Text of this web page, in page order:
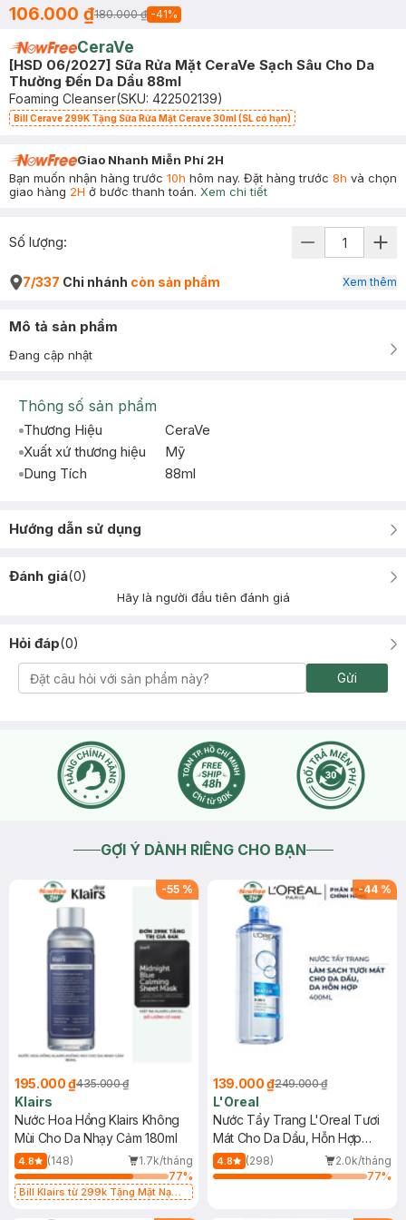
106.000 ₫180.000 ₫ -41%
CeraVe
[HSD 06/2027] Sữa Rửa Mặt CeraVe Sạch Sâu Cho Da
Thường Đến Da Dầu 88ml
Foaming Cleanser(SKU: 422502139)
Bill Cerave 299K Tặng Sữa Rửa Mặt Cerave 30ml (SL có hạn)
Giao Nhanh Miễn Phí 2H
Bạn muốn nhận hàng trước 10h hôm nay. Đặt hàng trước 8h và chọn
giao hàng 2H ở bước thanh toán. Xem chi tiết
Số lượng:
7/337 Chi nhánh còn sản phẩm Xem thêm
Mô tả sản phẩm
Đang cập nhật
Thông số sản phẩm
Thương Hiệu
CeraVe
Xuất xứ thương hiệu
Mỹ
Dung Tích
88ml
Hướng dẫn sử dụng
Đánh giá(0)
Hãy là người đầu tiên đánh giá
Hỏi đáp(0)
Gửi
GỢI Ý DÀNH RIÊNG CHO BẠN
-55 %
195.000 ₫435.000 ₫
Klairs
Nước Hoa Hồng Klairs Không
Mùi Cho Da Nhạy Cảm 180ml
4.8 (148)
1.7k/tháng
77%
Bill Klairs từ 299k Tặng Mặt Nạ
-44 %
139.000 ₫249.000 ₫
L'Oreal
Nước Tẩy Trang L'Oreal Tươi
Mát Cho Da Dầu, Hỗn Hợp
400ml
4.8 (298)
2.0k/tháng
77%